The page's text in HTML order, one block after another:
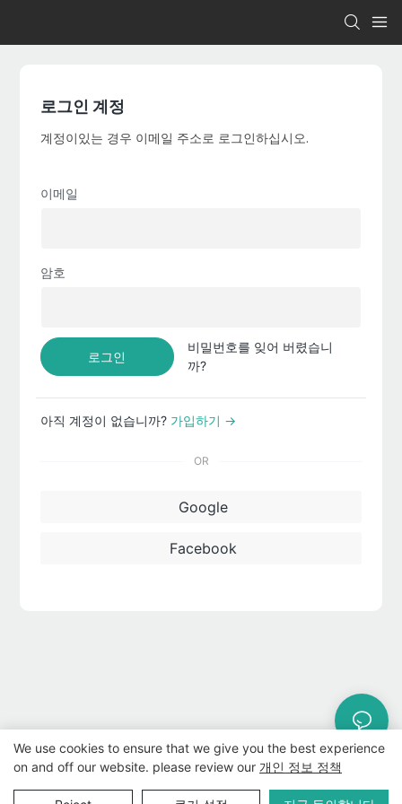
로그인 계정
계정이있는 경우 이메일 주소로 로그인하십시오.
이메일
암호
로그인
비밀번호를 잊어 버렸습니
까?
아직 계정이 없습니까? 가입하기 →
OR
Google
Facebook
저작권 © 2024 WWW.ECCODY.COM |사이트맵| 개인 정보 보
We use cookies to ensure that we give you the best experience
on and off our website. please review our 개인 정보 정책